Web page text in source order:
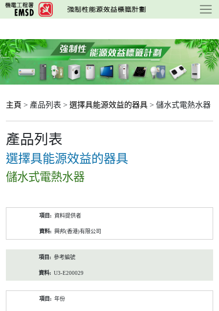
跳
至
要
內
容
主頁 > 產品列表 > 選擇具能源效益的器具 > 儲水式電熱水器
產品列表
選擇具能源效益的器具
儲水式電熱水器
資料提供者
興邦(香港)有限公司
參考編號
U3-E200029
年份